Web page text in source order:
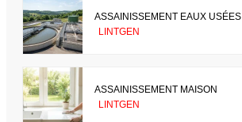
ASSAINISSEMENT EAUX USÉES
LINTGEN
ASSAINISSEMENT MAISON
LINTGEN